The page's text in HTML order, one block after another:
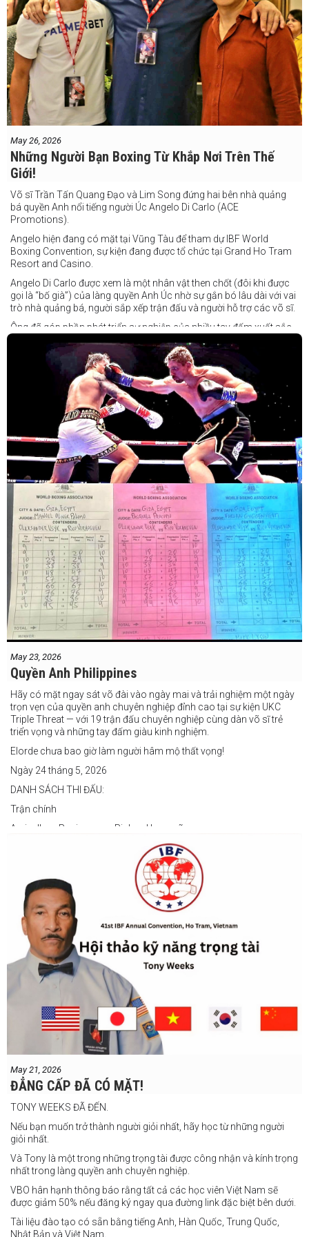
May 26, 2026
Những Người Bạn Boxing Từ Khắp Nơi Trên Thế
Giới!
Võ sĩ Trần Tấn Quang Đạo và Lim Song đứng hai bên nhà quảng
bá quyền Anh nổi tiếng người Úc Angelo Di Carlo (ACE
Promotions).
Angelo hiện đang có mặt tại Vũng Tàu để tham dự IBF World
Boxing Convention, sự kiện đang được tổ chức tại Grand Ho Tram
Resort and Casino.
Angelo Di Carlo được xem là một nhân vật then chốt (đôi khi được
gọi là “bố già”) của làng quyền Anh Úc nhờ sự gắn bó lâu dài với vai
trò nhà quảng bá, người sắp xếp trận đấu và người hỗ trợ các võ sĩ.
Ông đã góp phần phát triển sự nghiệp của nhiều tay đấm xuất sắc,
gần đây nhất là cựu vô địch thế giới Liam Paro.
May 23, 2026
Quyền Anh Philippines
Hãy có mặt ngay sát võ đài vào ngày mai và trải nghiệm một ngày
trọn vẹn của quyền anh chuyên nghiệp đỉnh cao tại sự kiện UKC
Triple Threat — với 19 trận đấu chuyên nghiệp cùng dàn võ sĩ trẻ
triển vọng và những tay đấm giàu kinh nghiệm.
Elorde chưa bao giờ làm người hâm mộ thất vọng!
Ngày 24 tháng 5, 2026
DANH SÁCH THI ĐẤU:
Trận chính
Arvin Jhon Paciones vs Richard Laspoña
Zyvyr John Medecilo vs Tatsuro Nakashima
Junny Bugas vs Jeven Villacite
Claire Villarosa vs Felipe Tiempo
Các trận undercard
Jeff Santos vs Miller Alapormina
Yuga Ozaki vs Jonathan Refugio
Wesley Caga vs Sandy Volante
Ricson Hanginan vs Harry Omac
Salvador Gajana vs Wendel Babasol
Cherry Mae Rosas vs Charimae Salvador
Daniel Balois vs Sherwin Andes
Vincent Siordia vs Kresler Tenorio
Jeffer Rhoy Mendoza vs Eranio Pisador
Mikko Camingawan vs Rovick Embuscado
Meredy Michael vs Aisah Alico
Ian Carl Muyso vs Marvin Zamora
Franz Carl Muyso vs Ariel Antonio
May 21, 2026
ĐẲNG CẤP ĐÃ CÓ MẶT!
TONY WEEKS ĐÃ ĐẾN.
Nếu bạn muốn trở thành người giỏi nhất, hãy học từ những người
giỏi nhất.
Và Tony là một trong những trọng tài được công nhận và kính trọng
nhất trong làng quyền anh chuyên nghiệp.
VBO hân hạnh thông báo rằng tất cả các học viên Việt Nam sẽ
được giảm 50% nếu đăng ký ngay qua đường link đặc biệt bên dưới.
Tài liệu đào tạo có sẵn bằng tiếng Anh, Hàn Quốc, Trung Quốc,
Nhật Bản và Việt Nam.